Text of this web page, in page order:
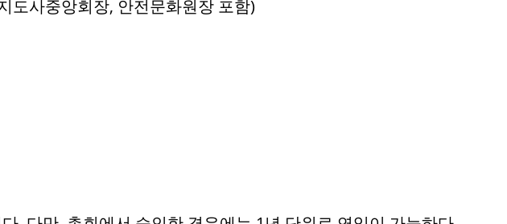
도사중앙회장, 안전문화원장 포함)